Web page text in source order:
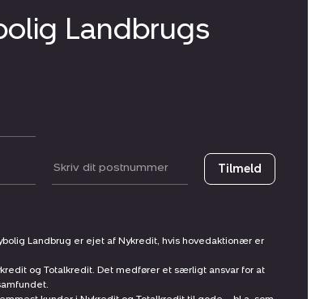
Landbrugs
Postnummer Tilmeld
Landbrug er ejet af Nykredit, hvis hovedaktionær er
og Totalkredit. Det medfører et særligt ansvar for at